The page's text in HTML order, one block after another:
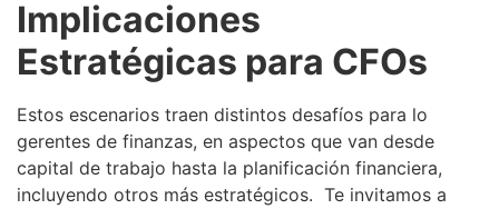
Implicaciones
Estratégicas para CFOs
Estos escenarios traen distintos desafíos para lo
gerentes de finanzas, en aspectos que van desde
capital de trabajo hasta la planificación financiera,
incluyendo otros más estratégicos. Te invitamos a